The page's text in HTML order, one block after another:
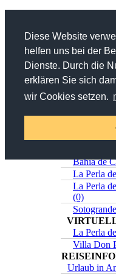
Diese Website
helfen uns bei der
Dienste. Durch die
erklären Sie sich
wir Cookies setzen.
Suche
in Titel und
Erweiterte
Online-
Estepona
Bahia de
La Perla
La Perla
(0)
La Perla
Villa Don
Urlaub in